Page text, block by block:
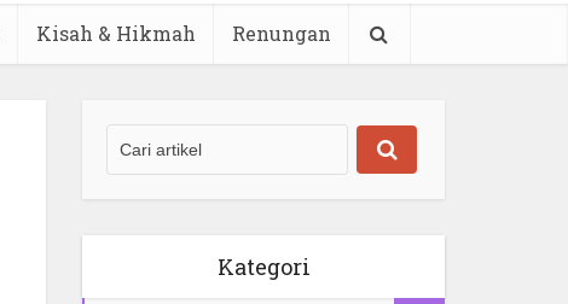
Kisah & Hikmah Renungan
Kategori